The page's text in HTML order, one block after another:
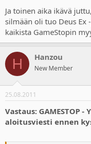
Ja toinen aika ikävä
silmään oli tuo Deus Ex
kaikista GameStopin
H Hanzou
New Member
25.08.2011
Vastaus: GAMESTOP
aloitusviesti ennen